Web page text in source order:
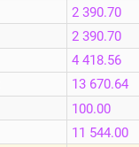
2 390.70
2 390.70
4 418.56
13 670.64
100.00
11 544.00